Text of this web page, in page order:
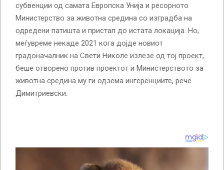
субвенции од самата Европска Унија и ресорното
Министерство за животна средина со изградба на
одредени патишта и пристап до истата локација. Но,
меѓувреме некаде 2021 кога дојде новиот
градоначалник на Свети Николе излезе од тој проект,
беше отворено против проектот и Министерството за
животна средина му ги одзема ингеренциите, рече
Димитриевски.